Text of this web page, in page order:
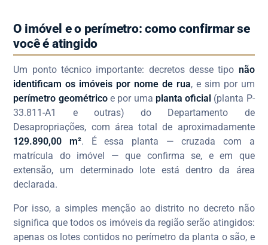
O imóvel e o perímetro: como confirmar se
você é atingido
Um ponto técnico importante: decretos desse tipo não
identificam os imóveis por nome de rua, e sim por um
perímetro geométricoe por uma planta oficial (planta P-
33.811-A1 e outras) do Departamento de
Desapropriações, com área total de aproximadamente
129.890,00 m². É essa planta — cruzada com a
matrícula do imóvel — que confirma se, e em que
extensão, um determinado lote está dentro da área
declarada.
Por isso, a simples menção ao distrito no decreto não
significa que todos os imóveis da região serão atingidos:
apenas os lotes contidos no perímetro da planta o são, e